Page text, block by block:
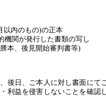
以内のもの)の正本
機関が発行した書類の写し
本、後見開始審判書等)
後日、ご本人に対し書面にて
利益を侵害しないことを確認